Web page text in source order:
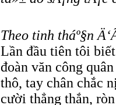
Theo tinh tháº§n
Lần đầu tiên tôi
đoàn văn công
thô, tay chân chắc
cười thẳng thắn,